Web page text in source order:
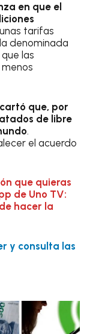
en que el
tarifas
denominada
las
que, por
de libre
.
el acuerdo
que quieras
de Uno TV:
hacer la
y consulta las